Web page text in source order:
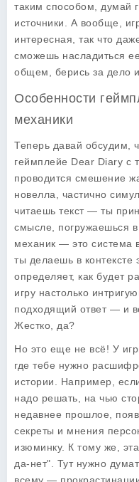
таким способом, думай
источники. А вообще,
интересная, так что
сможешь насладиться
общем, берись за дело
Особенности
механики
Теперь давай обсудим,
геймплейе Dear Diary с
проводится смешение
новелла, частично
читаешь текст — ты
смысле, погружаешься
механик — это система
ты делаешь в контексте
определяет, как будет
игру настолько
подходящий ответ — и
Жестко, да?
Но это еще не всё! У
где тебе нужно
истории. Например,
надо решать, на чью
недавнее прошлое,
секреты и мнения
изюминку. К тому же,
да-нет". Тут нужно